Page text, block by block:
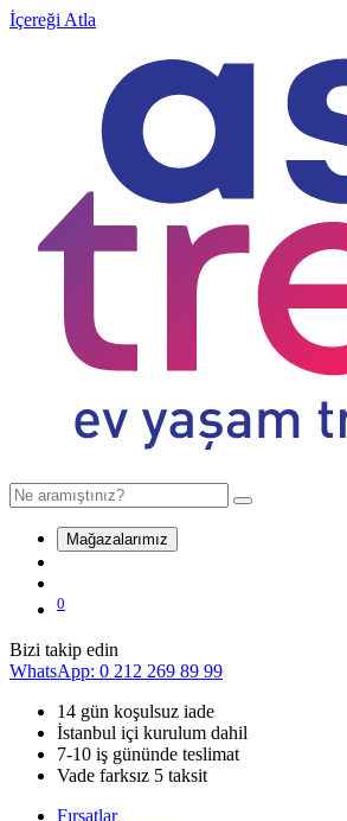
İçereği Atla
Mağazalarımız
0
Bizi takip edin
WhatsApp: 0 212 269 89 99
14 gün koşulsuz iade
İstanbul içi kurulum dahil
7-10 iş gününde teslimat
Vade farksız 5 taksit
Fırsatlar